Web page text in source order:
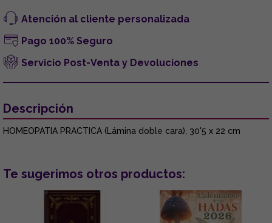
Atención al cliente personalizada
Pago 100% Seguro
Servicio Post-Venta y Devoluciones
Descripción
HOMEOPATIA PRACTICA (Lámina doble cara), 30'5 x 22 cm
Te sugerimos otros productos: